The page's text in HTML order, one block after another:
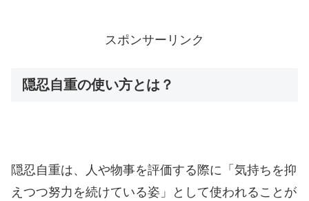
スポンサーリンク
隠忍自重の使い方とは？
隠忍自重は、人や物事を評価する際に「気持ちを抑
えつつ努力を続けている姿」として使われることが